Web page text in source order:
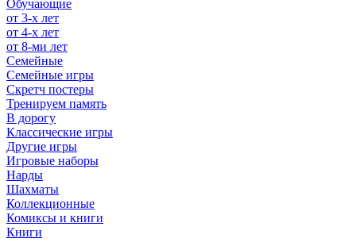
Обучающие
от 3-х лет
от 4-х лет
от 8-ми лет
Семейные
Семейные игры
Скретч постеры
Тренируем память
В дорогу
Классические игры
Другие игры
Игровые наборы
Нарды
Шахматы
Коллекционные
Комиксы и книги
Книги